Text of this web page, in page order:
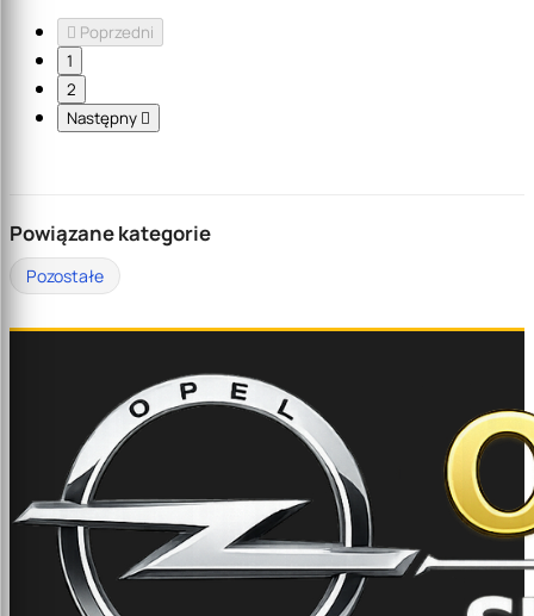
 Poprzedni
1
2
Następny 
Powiązane kategorie
Pozostałe